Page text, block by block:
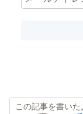
この記事を書いた